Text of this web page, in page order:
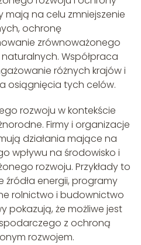
mają na celu zmniejszenie
ochronę
zrównoważonego
Współpraca
różnych krajów i
osiągnięcia tych celów.
rozwoju w kontekście
Firmy i organizacje
działania mające na
wpływu na środowisko i
rozwoju. Przykłady to
energii, programy
rolnictwo i budownictwo
pokazują, że możliwe jest
z ochroną
rozwojem.